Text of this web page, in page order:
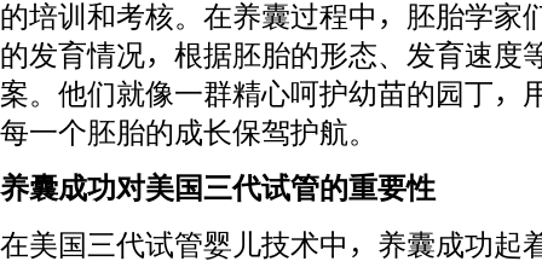
的培训和考核。在养囊过程中，胚胎学家
的发育情况，根据胚胎的形态、发育速度
案。他们就像一群精心呵护幼苗的园丁，
每一个胚胎的成长保驾护航。
养囊成功对美国三代试管的重要性
在美国三代试管婴儿技术中，养囊成功起